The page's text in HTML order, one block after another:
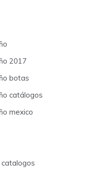
2017
botas
catálogos
mexico